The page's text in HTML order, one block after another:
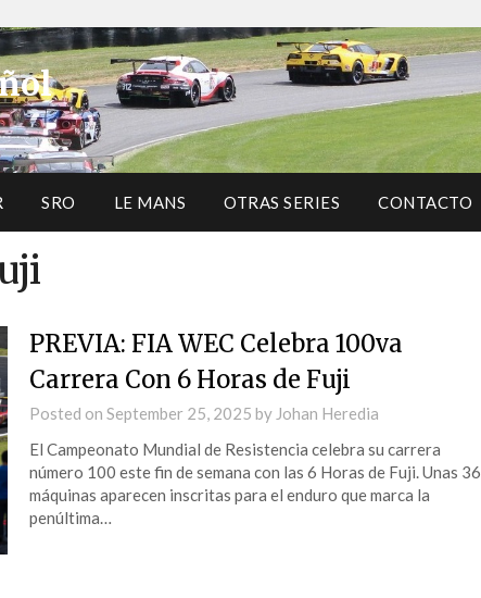
SRO LE MANS OTRAS SERIES CONTACTO
PREVIA: FIA WEC Celebra 100va
Carrera Con 6 Horas de Fuji
Posted on September 25, 2025 by Johan Heredia
El Campeonato Mundial de Resistencia celebra su carrera
número 100 este fin de semana con las 6 Horas de Fuji. Unas 36
máquinas aparecen inscritas para el enduro que marca la
penúltima…